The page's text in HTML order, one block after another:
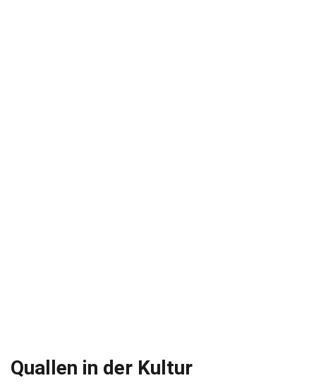
Quallen in der Kultur